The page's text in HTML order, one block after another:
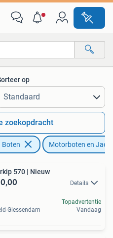
op
zoekopdracht
Boten Motorboten en
570 | Nieuw
Details
Giessendam
Topadvertentie
Vandaag